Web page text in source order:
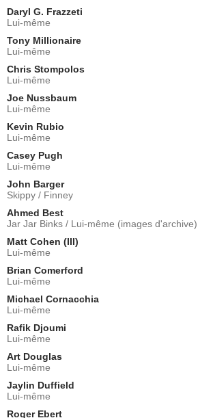
Daryl G. Frazzeti
Lui-même
Tony Millionaire
Lui-même
Chris Stompolos
Lui-même
Joe Nussbaum
Lui-même
Kevin Rubio
Lui-même
Casey Pugh
Lui-même
John Barger
Skippy / Finney
Ahmed Best
Jar Jar Binks / Lui-même (images d'archive)
Matt Cohen (III)
Lui-même
Brian Comerford
Lui-même
Michael Cornacchia
Lui-même
Rafik Djoumi
Lui-même
Art Douglas
Lui-même
Jaylin Duffield
Lui-même
Roger Ebert